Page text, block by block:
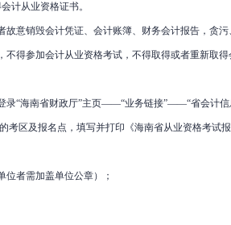
计从业资格证书。
意销毁会计凭证、会计账簿、财务会计报告，贪
得参加会计从业资格考试，不得取得或者重新取得
录“海南省财政厅”主页——“业务链接”——“省会计
区及报名点，填写并打印《海南省从业资格考试
位者需加盖单位公章）；